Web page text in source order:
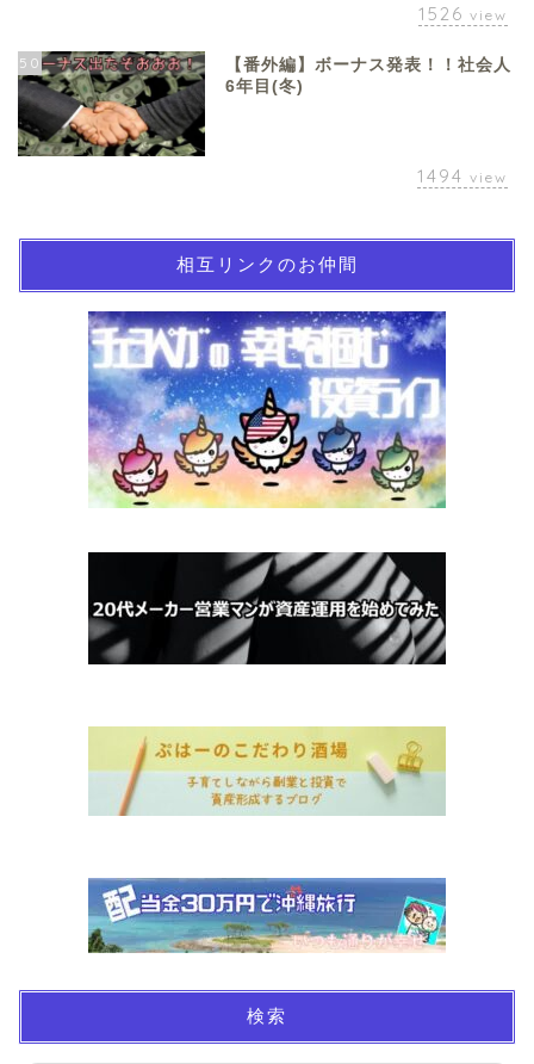
1526 view
50
【番外編】ボーナス発表！！社会人
6年目(冬)
1494 view
相互リンクのお仲間
検索
お金について
資産報告